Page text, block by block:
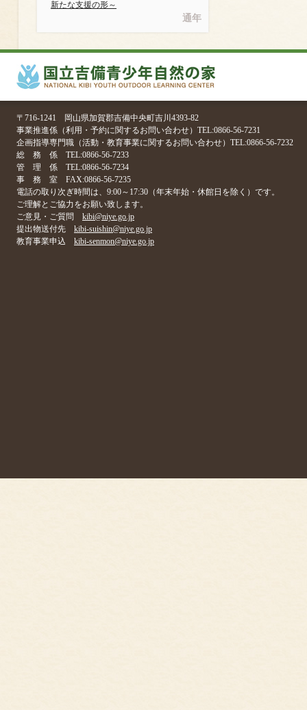
新たな支援の形～
通年
〒716-1241 岡山県加賀郡吉備中央町吉川4393-82
事業推進係（利用・予約に関するお問い合わせ）TEL:0866-56-7231
企画指導専門職（活動・教育事業に関するお問い合わせ）TEL:0866-56-7232
総 務 係 TEL:0866-56-7233
管 理 係 TEL:0866-56-7234
事 務 室 FAX:0866-56-7235
電話の取り次ぎ時間は、9:00～17:30（年末年始・休館日を除く）です。
ご理解とご協力をお願い致します。
ご意見・ご質問 kibi@niye.go.jp
提出物送付先 kibi-suishin@niye.go.jp
教育事業申込 kibi-senmon@niye.go.jp